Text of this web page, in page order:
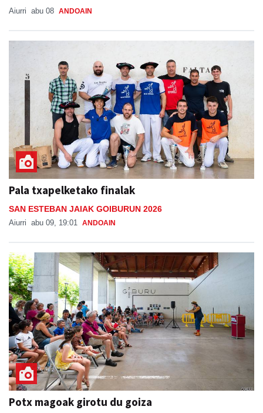
Aiurri abu 08 ANDOAIN
Pala txapelketako finalak
SAN ESTEBAN JAIAK GOIBURUN 2026
Aiurri abu 09, 19:01 ANDOAIN
Potx magoak girotu du goiza